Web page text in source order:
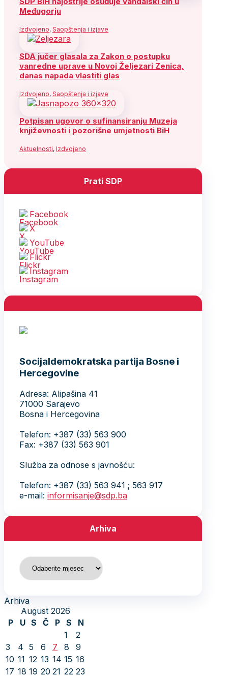
Međugorju
Izdvojeno, Saopštenja i izjave
SDA jučer glasala za Zakon o postupku
vanredne uprave u Novoj Željezari Zenica,
danas napada vlastiti glas
Izdvojeno, Saopštenja i izjave
Potpisan ugovor o sufinansiranju Muzeja
književnosti i pozorišne umjetnosti BiH
Aktuelnosti, Izdvojeno
Prati SDP
Facebook
X
YouTube
Flickr
Instagram
Socijaldemokratska partija Bosne i
Hercegovine
Adresa: Alipašina 41
71000 Sarajevo
Bosna i Hercegovina
Telefon: +387 (33) 563 900
Fax: +387 (33) 563 901
Služba za odnose s javnošću:
Telefon: +387 (33) 563 941 ; 563 917
e-mail: informisanje@sdp.ba
Arhiva
Arhiva
Arhiva
August 2026
P
U S Č P S
N
1
2
3
4 5 6 7 8
9
10 11 12 13 14 15 16
17 18 19 20 21 22 23